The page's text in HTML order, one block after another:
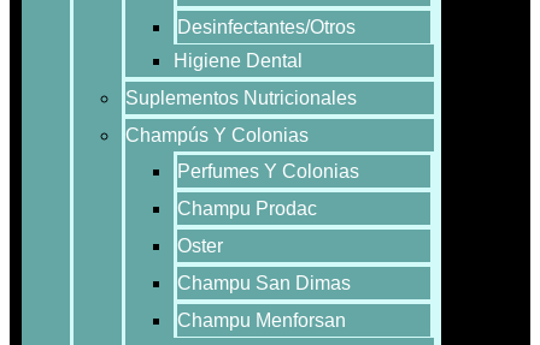
Desinfectantes/Otros
Higiene Dental
Suplementos Nutricionales
Champús Y Colonias
Perfumes Y Colonias
Champu Prodac
Oster
Champu San Dimas
Champu Menforsan